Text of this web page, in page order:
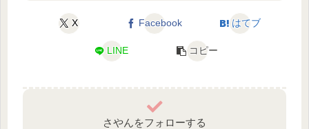
X Facebook はてブ
LINE コピー
さやんをフォローする